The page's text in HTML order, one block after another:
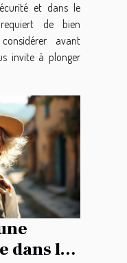
et dans le
de bien
avant
invite à plonger
dans les